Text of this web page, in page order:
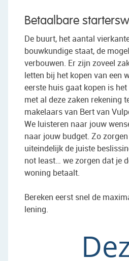
Betaalbare
De buurt, het aantal
bouwkundige staat, de
verbouwen. Er zijn zoveel
letten bij het kopen van een
eerste huis gaat kopen is
met al deze zaken rekening
makelaars van Bert van
We luisteren naar jouw
naar jouw budget. Zo
uiteindelijk de juiste
not least… we zorgen dat je
woning betaalt.
Bereken eerst snel de
lening.